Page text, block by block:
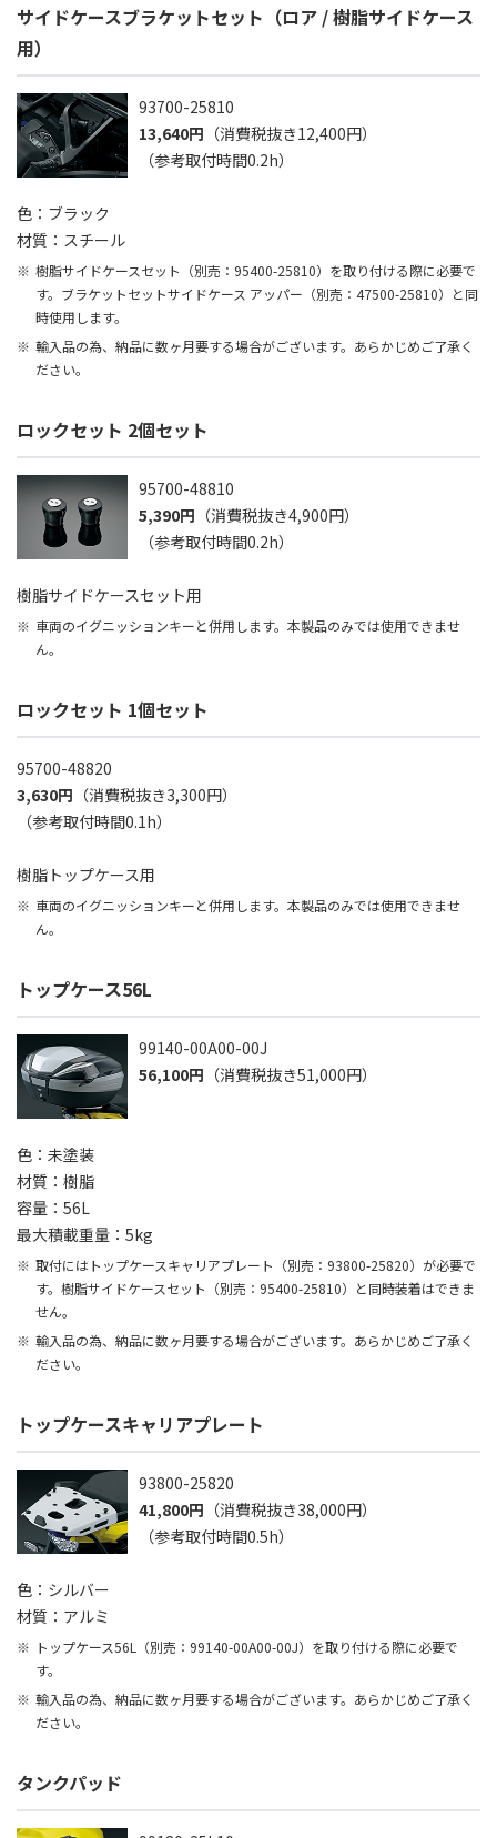
サイドケースブラケットセット（ロア / 樹脂サイドケース
用）
93700-25810
13,640円 （消費税抜き12,400円）
（参考取付時間0.2h）
色：ブラック
材質：スチール
樹脂サイドケースセット（別売：95400-25810）を取り付ける際に必要で
す。ブラケットセットサイドケース アッパー（別売：47500-25810）と同
時使用します。
輸入品の為、納品に数ヶ月要する場合がございます。あらかじめご了承く
ださい。
ロックセット 2個セット
95700-48810
5,390円 （消費税抜き4,900円）
（参考取付時間0.2h）
樹脂サイドケースセット用
車両のイグニッションキーと併用します。本製品のみでは使用できませ
ん。
ロックセット 1個セット
95700-48820
3,630円 （消費税抜き3,300円）
（参考取付時間0.1h）
樹脂トップケース用
車両のイグニッションキーと併用します。本製品のみでは使用できませ
ん。
トップケース56L
99140-00A00-00J
56,100円 （消費税抜き51,000円）
色：未塗装
材質：樹脂
容量：56L
最大積載重量：5kg
取付にはトップケースキャリアプレート（別売：93800-25820）が必要で
す。樹脂サイドケースセット（別売：95400-25810）と同時装着はできま
せん。
輸入品の為、納品に数ヶ月要する場合がございます。あらかじめご了承く
ださい。
トップケースキャリアプレート
93800-25820
41,800円 （消費税抜き38,000円）
（参考取付時間0.5h）
色：シルバー
材質：アルミ
トップケース56L（別売：99140-00A00-00J）を取り付ける際に必要で
す。
輸入品の為、納品に数ヶ月要する場合がございます。あらかじめご了承く
ださい。
タンクパッド